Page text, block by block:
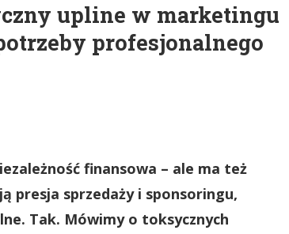
upline w marketingu
profesjonalnego
finansowa – ale ma też
presja sprzedaży i sponsoringu,
Tak. Mówimy o toksycznych